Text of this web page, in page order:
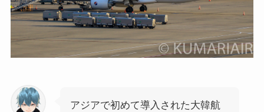
アジアで初めて導入された大韓航